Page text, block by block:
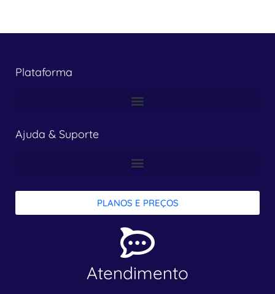
Plataforma
Ajuda & Suporte
PLANOS E PREÇOS
Atendimento